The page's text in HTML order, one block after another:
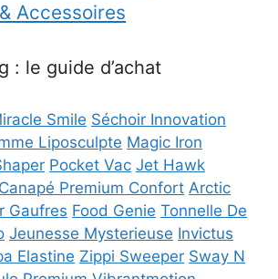
Accessoires
: le guide d’achat
Smile Séchoir Innovation
Liposculpte Magic Iron
Pocket Vac Jet Hawk
Canapé Premium Confort Arctic
Gaufres Food Genie Tonnelle De
Jeunesse Mysterieuse Invictus
Elastine Zippi Sweeper Sway N